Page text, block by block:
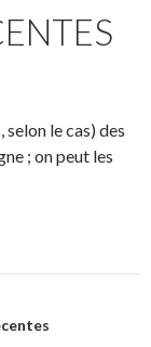
le cas) des
; on peut les